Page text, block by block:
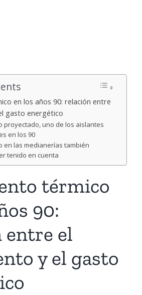
en los años 90: relación entre
gasto energético
proyectado, uno de los aislantes
en los 90
en las medianerías también
tenido en cuenta
térmico
90:
entre el
y el gasto